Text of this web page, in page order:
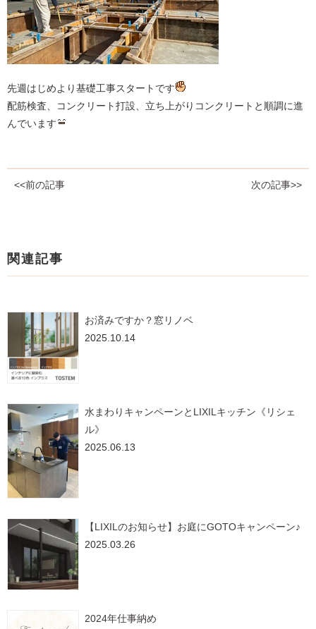
先週はじめより基礎工事スタートです
配筋検査、コンクリート打設、立ち上がりコンクリートと順調に進
んでいます
<<前の記事 次の記事>>
関連記事
お済みですか？窓リノベ
2025.10.14
水まわりキャンペーンとLIXILキッチン《リシェ
ル》
2025.06.13
【LIXILのお知らせ】お庭にGOTOキャンペーン♪
2025.03.26
2024年仕事納め